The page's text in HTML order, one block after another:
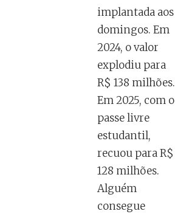
implantada aos
domingos. Em
2024, o valor
explodiu para
R$ 138 milhões.
Em 2025, com o
passe livre
estudantil,
recuou para R$
128 milhões.
Alguém
consegue